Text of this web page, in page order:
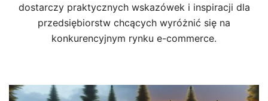
dostarczy praktycznych wskazówek i inspiracji dla
przedsiębiorstw chcących wyróżnić się na
konkurencyjnym rynku e-commerce.